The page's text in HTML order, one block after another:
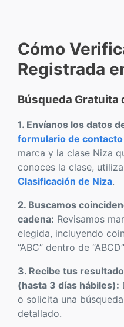
Cómo
Registrada
Búsqueda Gratuita
1. Envíanos los datos
formulario de contacto
marca y la clase Niza
conoces la clase,
Clasificación de Niza.
2. Buscamos
cadena: Revisamos
elegida, incluyendo
“ABC” dentro de
3. Recibe tus
(hasta 3 días hábiles):
o solicita una
detallado.